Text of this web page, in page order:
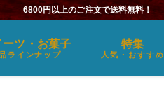
6800円以上のご注文で送料無料！
ーツ・お菓子
ラインナップ
特集
人気・おすすめ